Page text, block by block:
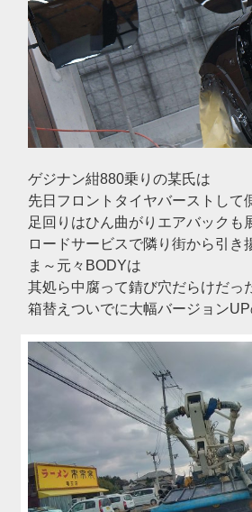
ゲジナン紺880乗りの某氏は
先日フロントタイヤバーストして
足回りはひん曲がりエアバックも
ロードサービスで隣り街から引き
ま～元々BODYは
其処ら中腐って錆び穴だらけだっ
箱替えついでに大幅バージョン